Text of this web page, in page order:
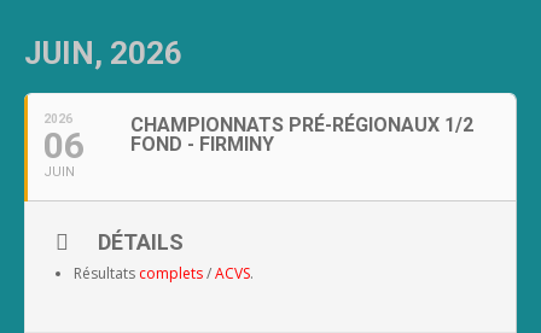
JUIN, 2026
2026
06
JUIN
CHAMPIONNATS PRÉ-RÉGIONAUX 1/2
FOND - FIRMINY
DÉTAILS
Résultats complets/ACVS.